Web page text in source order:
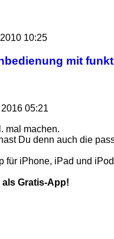
10:25
mit
05:21
mal machen.
Du denn auch die
für iPhone, iPad und
als Gratis-App!